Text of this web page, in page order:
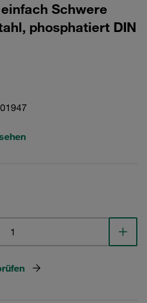
Schwere
phosphatiert DIN